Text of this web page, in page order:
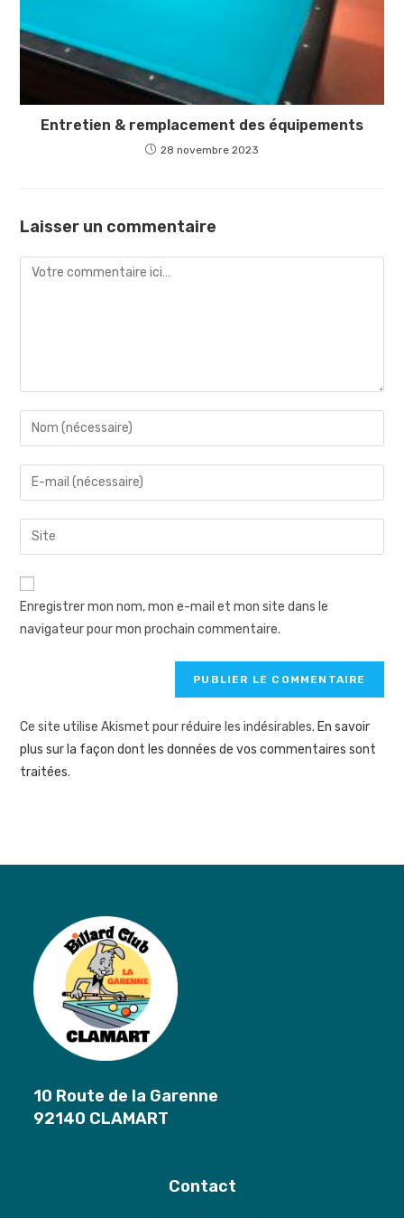
Entretien & remplacement des équipements
28 novembre 2023
Laisser un commentaire
Enregistrer mon nom, mon e-mail et mon site dans le
navigateur pour mon prochain commentaire.
Ce site utilise Akismet pour réduire les indésirables. En savoir
plus sur la façon dont les données de vos commentaires sont
traitées.
10 Route de la Garenne
92140 CLAMART
Contact